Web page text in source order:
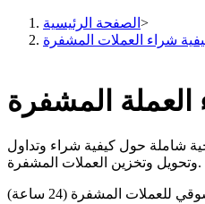
العقود الآجلة
الصفحة الرئيسية >
شراء العملات المشفرة
العملة المشفرة
شاملة حول كيفية شراء وتداول
وتحويل وتخزين العملات المشفرة.
للعملات المشفرة (24 ساعة)